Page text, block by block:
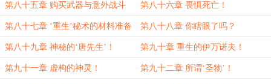
第八十五章 购买武器与意外战斗 第八十六章 畏惧死亡！
第八十七章 ‘重生’秘术的材料准备 第八十八章 你瞎眼了吗？
第八十九章 神秘的‘唐先生’！ 第九十章 重生的伊万诺夫！
第九十一章 虚构的神灵！ 第九十二章 所谓‘圣物’！